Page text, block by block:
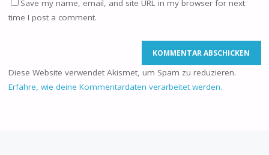
Save my name, email, and site URL in my browser for next
time I post a comment.
Diese Website verwendet Akismet, um Spam zu reduzieren.
Erfahre, wie deine Kommentardaten verarbeitet werden.